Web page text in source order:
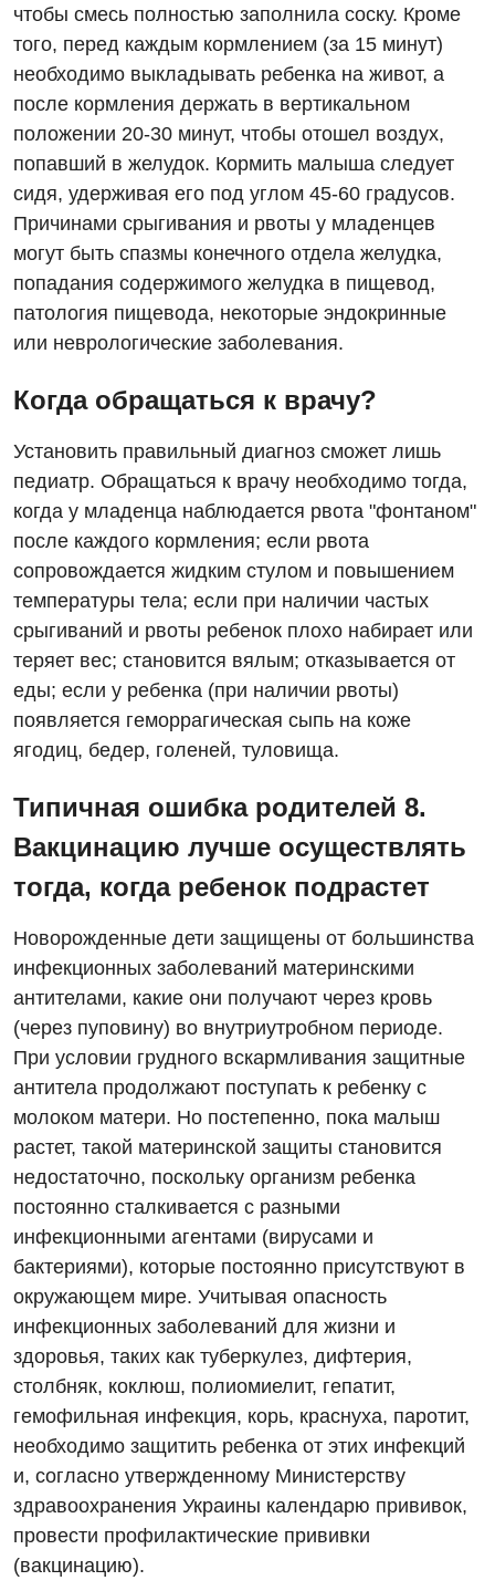
чтобы смесь полностью заполнила соску. Кроме
того, перед каждым кормлением (за 15 минут)
необходимо выкладывать ребенка на живот, а
после кормления держать в вертикальном
положении 20-30 минут, чтобы отошел воздух,
попавший в желудок. Кормить малыша следует
сидя, удерживая его под углом 45-60 градусов.
Причинами срыгивания и рвоты у младенцев
могут быть спазмы конечного отдела желудка,
попадания содержимого желудка в пищевод,
патология пищевода, некоторые эндокринные
или неврологические заболевания.
Когда обращаться к врачу?
Установить правильный диагноз сможет лишь
педиатр. Обращаться к врачу необходимо тогда,
когда у младенца наблюдается рвота "фонтаном"
после каждого кормления; если рвота
сопровождается жидким стулом и повышением
температуры тела; если при наличии частых
срыгиваний и рвоты ребенок плохо набирает или
теряет вес; становится вялым; отказывается от
еды; если у ребенка (при наличии рвоты)
появляется геморрагическая сыпь на коже
ягодиц, бедер, голеней, туловища.
Типичная ошибка родителей 8.
Вакцинацию лучше осуществлять
тогда, когда ребенок подрастет
Новорожденные дети защищены от большинства
инфекционных заболеваний материнскими
антителами, какие они получают через кровь
(через пуповину) во внутриутробном периоде.
При условии грудного вскармливания защитные
антитела продолжают поступать к ребенку с
молоком матери. Но постепенно, пока малыш
растет, такой материнской защиты становится
недостаточно, поскольку организм ребенка
постоянно сталкивается с разными
инфекционными агентами (вирусами и
бактериями), которые постоянно присутствуют в
окружающем мире. Учитывая опасность
инфекционных заболеваний для жизни и
здоровья, таких как туберкулез, дифтерия,
столбняк, коклюш, полиомиелит, гепатит,
гемофильная инфекция, корь, краснуха, паротит,
необходимо защитить ребенка от этих инфекций
и, согласно утвержденному Министерству
здравоохранения Украины календарю прививок,
провести профилактические прививки
(вакцинацию).